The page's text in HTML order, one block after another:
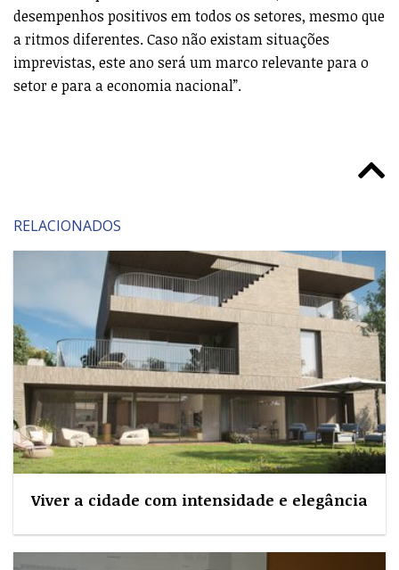
desempenhos positivos em todos os setores, mesmo que
a ritmos diferentes. Caso não existam situações
imprevistas, este ano será um marco relevante para o
setor e para a economia nacional”.
RELACIONADOS
Viver a cidade com intensidade e elegância